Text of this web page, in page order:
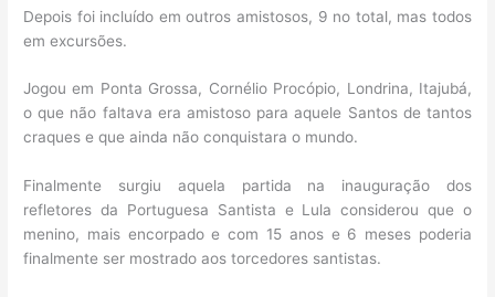
Depois foi incluído em outros amistosos, 9 no total, mas todos
em excursões.
Jogou em Ponta Grossa, Cornélio Procópio, Londrina, Itajubá,
o que não faltava era amistoso para aquele Santos de tantos
craques e que ainda não conquistara o mundo.
Finalmente surgiu aquela partida na inauguração dos
refletores da Portuguesa Santista e Lula considerou que o
menino, mais encorpado e com 15 anos e 6 meses poderia
finalmente ser mostrado aos torcedores santistas.